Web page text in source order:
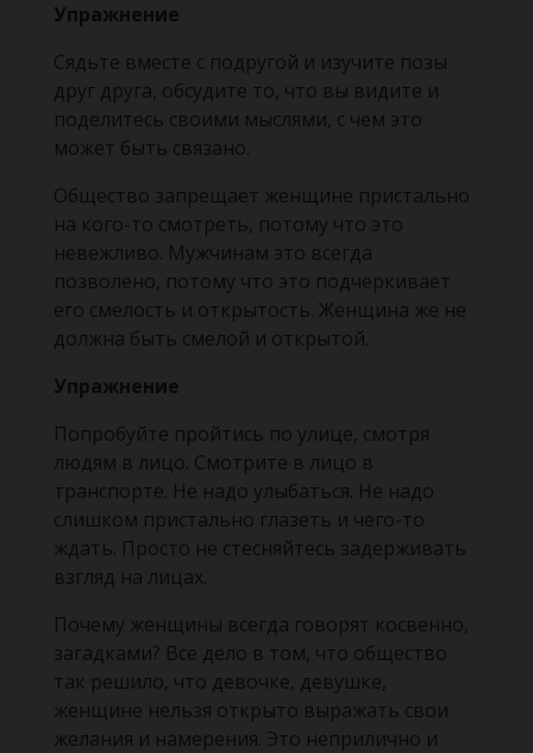
Упражнение
Сядьте вместе с подругой и изучите позы
друг друга, обсудите то, что вы видите и
поделитесь своими мыслями, с чем это
может быть связано.
Общество запрещает женщине пристально
на кого-то смотреть, потому что это
невежливо. Мужчинам это всегда
позволено, потому что это подчеркивает
его смелость и открытость. Женщина же не
должна быть смелой и открытой.
Упражнение
Попробуйте пройтись по улице, смотря
людям в лицо. Смотрите в лицо в
транспорте. Не надо улыбаться. Не надо
слишком пристально глазеть и чего-то
ждать. Просто не стесняйтесь задерживать
взгляд на лицах.
Почему женщины всегда говорят косвенно,
загадками? Все дело в том, что общество
так решило, что девочке, девушке,
женщине нельзя открыто выражать свои
желания и намерения. Это неприлично и